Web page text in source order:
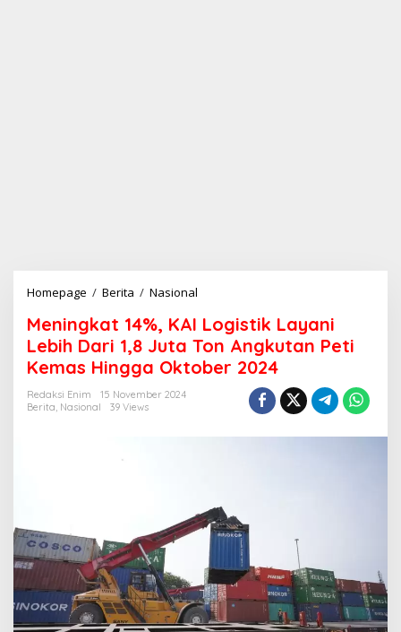
Homepage / Berita / Nasional
n
i
n
g
A
I
o
g
i
s
Meningkat 14%, KAI Logistik Layani
Lebih Dari 1,8 Juta Ton Angkutan Peti
Kemas Hingga Oktober 2024
Redaksi Enim
15 November 2024
Berita, Nasional 39 Views